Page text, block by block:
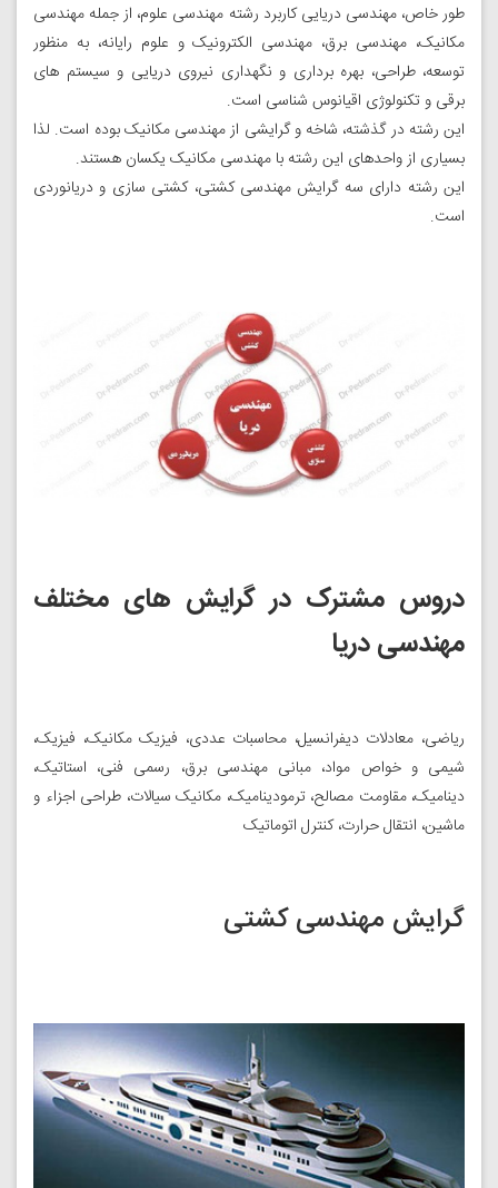
طور خاص، مهندسی دریایی کاربرد رشته مهندسی علوم، از جمله مهندسی
مکانیک، مهندسی برق، مهندسی الکترونیک و علوم رایانه، به منظور
توسعه، طراحی، بهره برداری و نگهداری نیروی دریایی و سیستم های
برقی و تکنولوژی اقیانوس شناسی است.
این رشته در گذشته، شاخه و گرایشی از مهندسی مکانیک بوده است. لذا
بسیاری از واحدهای این رشته با مهندسی مکانیک یکسان هستند.
این رشته دارای سه گرایش مهندسی کشتی، کشتی سازی و دریانوردی
است.
دروس مشترک در گرایش های مختلف
مهندسی دریا
ریاضی، معادلات دیفرانسیل، محاسبات عددی، فیزیک مکانیک، فیزیک،
شیمی و خواص مواد، مبانی مهندسی برق، رسمی فنی، استاتیک،
دینامیک، مقاومت مصالح، ترمودینامیک، مکانیک سیالات، طراحی اجزاء و
ماشین، انتقال حرارت، کنترل اتوماتیک
گرایش مهندسی کشتی